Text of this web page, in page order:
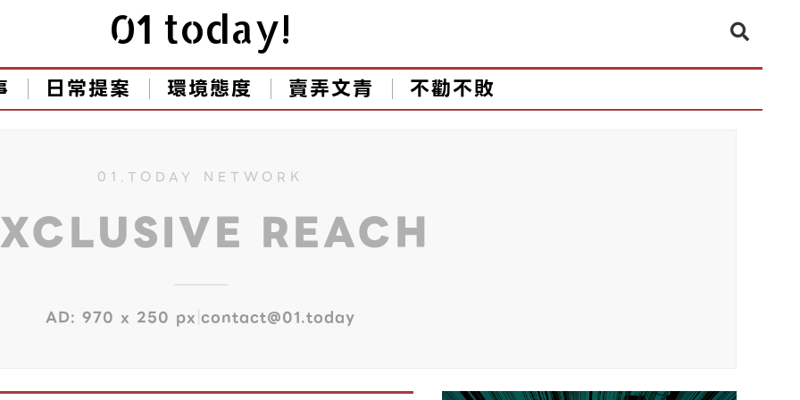
01 today!
日常提案 環境態度 賣弄文青 不勸不敗
01.TODAY NETWORK
REACH
AD: 970 x 250 px|contact@01.today